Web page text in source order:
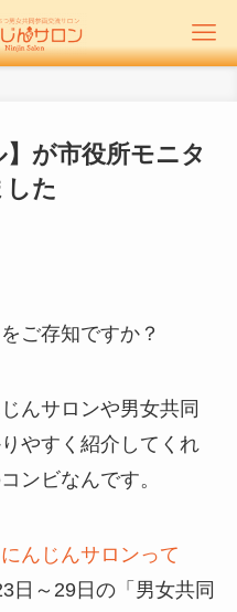
】が市役所モニタ
た
ご存知ですか？
んサロンや男女共同
やすく紹介してくれ
ンビなんです。
んじんサロンって
日～29日の「男女共同